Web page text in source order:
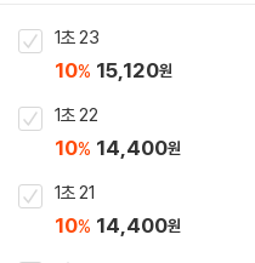
1초 23
10% 15,120원
1초 22
10% 14,400원
1초 21
10% 14,400원